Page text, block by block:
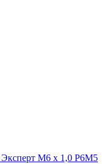
M6 x 1,0 P6M5